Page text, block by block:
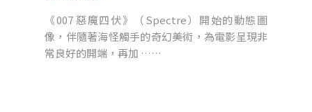
《007 惡魔四伏》（Spectre）開始的動態圖
像，伴隨著海怪觸手的奇幻美術，為電影呈現非
常良好的開端，再加 ……